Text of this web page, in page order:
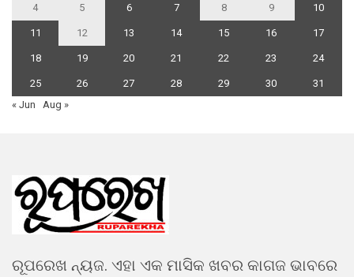
4 5 6 7 8 9 10
11 12 13 14 15 16 17
18 19 20 21 22 23 24
25 26 27 28 29 30
31
« Jun
Aug »
ରୂପରେଖ ନ୍ୟଜ. ଏହା ଏକ ମାସିକ ଖବର କାଗଜ ଭାବରେ